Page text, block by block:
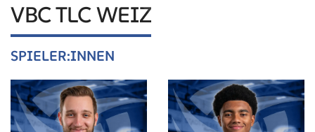
VBC TLC WEIZ
SPIELER:INNEN